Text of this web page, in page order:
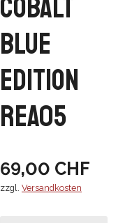
Cobalt
Blue
Edition
REA05
69,00 CHF
zzgl. Versandkosten